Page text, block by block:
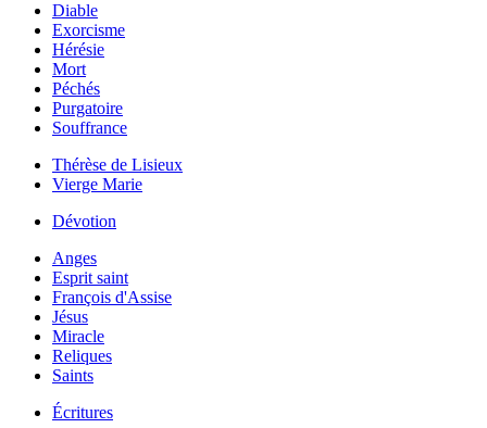
Diable
Exorcisme
Hérésie
Mort
Péchés
Purgatoire
Souffrance
Thérèse de Lisieux
Vierge Marie
Dévotion
Anges
Esprit saint
François d'Assise
Jésus
Miracle
Reliques
Saints
Écritures